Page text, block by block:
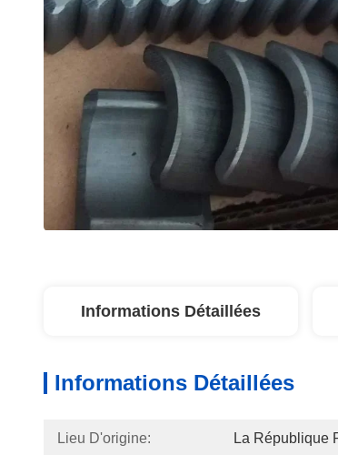
Informations Détaillées
Informations Détaillées
Lieu D'origine: La République